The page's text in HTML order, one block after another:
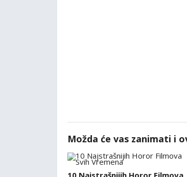
Možda će vas zanimati i
10 Najstrašnijih Horor Filmova